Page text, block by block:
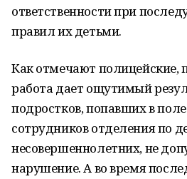
ответственности при
правил их детьми.
Как отмечают полицейские,
работа дает ощутимый
подростков, попавших в
сотрудников отделения по
несовершеннолетних, не
нарушение. А во время